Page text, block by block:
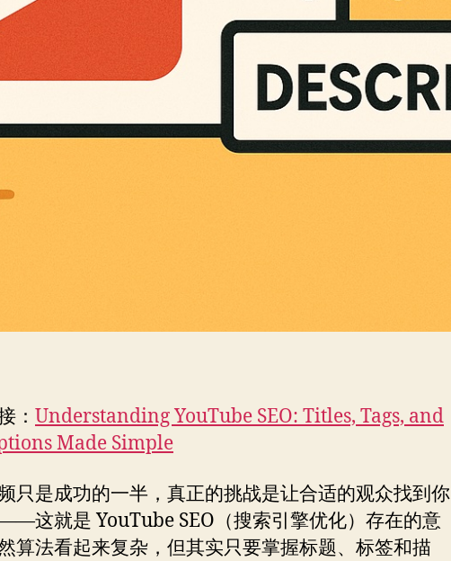
： Understanding YouTube SEO: Titles, Tags, and
Made Simple
只是成功的一半，真正的挑战是让合适的观众找到你
这就是 YouTube SEO（搜索引擎优化）存在的意
算法看起来复杂，但其实只要掌握标题、标签和描